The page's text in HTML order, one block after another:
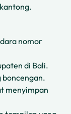
nomor
di Bali.
boncengan.
menyimpan